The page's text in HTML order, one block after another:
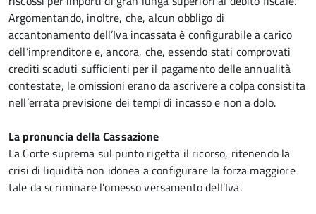
Argomentando, inoltre, che, alcun obbligo di
accantonamento dell’Iva incassata è configurabile a carico
dell’imprenditore e, ancora, che, essendo stati comprovati
crediti scaduti sufficienti per il pagamento delle annualità
contestate, le omissioni erano da ascrivere a colpa consistita
nell’errata previsione dei tempi di incasso e non a dolo.
La pronuncia della Cassazione
La Corte suprema sul punto rigetta il ricorso, ritenendo la
crisi di liquidità non idonea a configurare la forza maggiore
tale da scriminare l’omesso versamento dell’Iva.